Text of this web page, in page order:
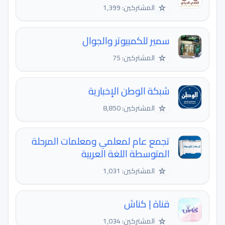
☆ المشتركين: 1,399
سمير للكمبيوتر والجوال
☆ المشتركين: 75
شبكة الوطن الإخبارية
☆ المشتركين: 8,850
تجمع عام لمعلمي ومعلمات المرحلة
المتوسطة اللغة العربية
☆ المشتركين: 1,031
قناة | كناش
☆ المشتركين: 1,034